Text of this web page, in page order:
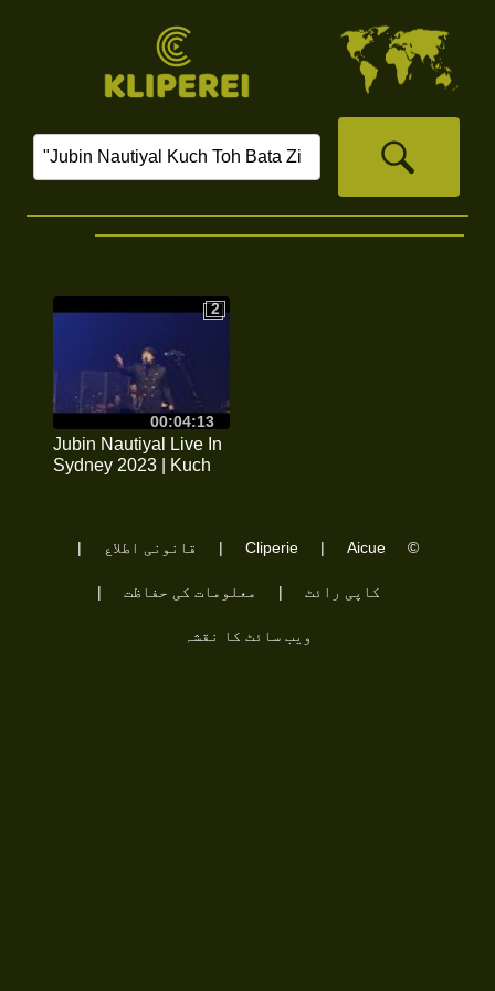
00:04:13
2
2
Jubin Nautiyal Live In
Sydney 2023 | Kuch
©
Aicue
| Cliperie | قانونی اطلاع |
کاپی رائٹ | معلومات کی حفاظت |
ویب سائٹ کا نقشہ